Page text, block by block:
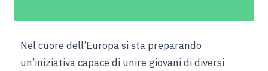
Nel cuore dell’Europa si sta preparando
un’iniziativa capace di unire giovani di diversi